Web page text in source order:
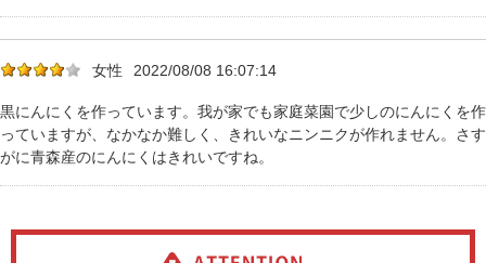
女性 2022/08/08 16:07:14
黒にんにくを作っています。我が家でも家庭菜園で少しのにんにくを作
っていますが、なかなか難しく、きれいなニンニクが作れません。さす
がに青森産のにんにくはきれいですね。